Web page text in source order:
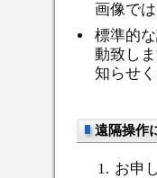
画像で
標準的
動致し
知らせく
遠隔操作
お申